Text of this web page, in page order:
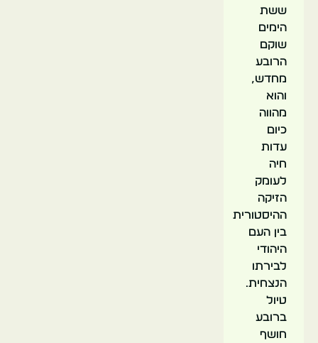
ששת
הימים
שוקם
הרובע
מחדש,
והוא
מהווה
כיום
עדות
חיה
לעומק
הזיקה
ההיסטורית
בין העם
היהודי
לבירתו
הנצחית.
טיול
ברובע
חושף